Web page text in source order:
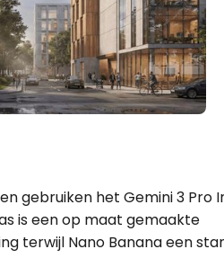
gebruiken het Gemini 3 Pro
is een op maat gemaakte
terwijl Nano Banana een